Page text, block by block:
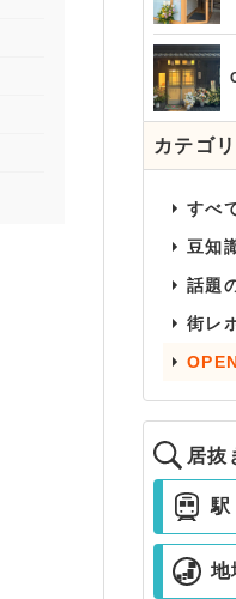
カテゴ
すべ
豆知
話題
街レ
居抜
駅
地